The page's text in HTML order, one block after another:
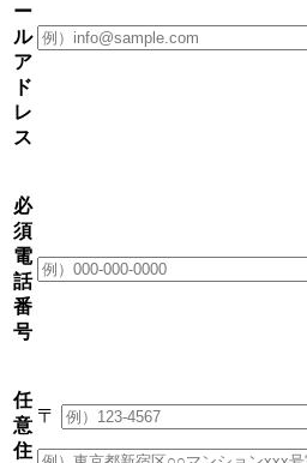
ー
ル
ア
ド
レ
ス
必
須
電
話
番
号
任
意
住
〒